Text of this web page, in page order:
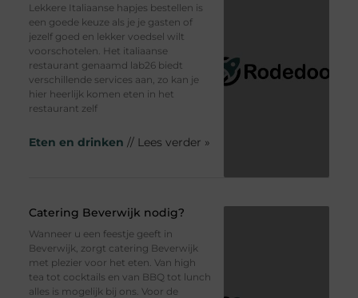
Lekkere Italiaanse hapjes bestellen is
een goede keuze als je je gasten of
jezelf goed en lekker voedsel wilt
voorschotelen. Het italiaanse
restaurant genaamd lab26 biedt
verschillende services aan, zo kan je
hier heerlijk komen eten in het
restaurant zelf
Eten en drinken // Lees verder »
Catering Beverwijk nodig?
Wanneer u een feestje geeft in
Beverwijk, zorgt catering Beverwijk
met plezier voor het eten. Van high
tea tot cocktails en van BBQ tot lunch
alles is mogelijk bij ons. Voor de